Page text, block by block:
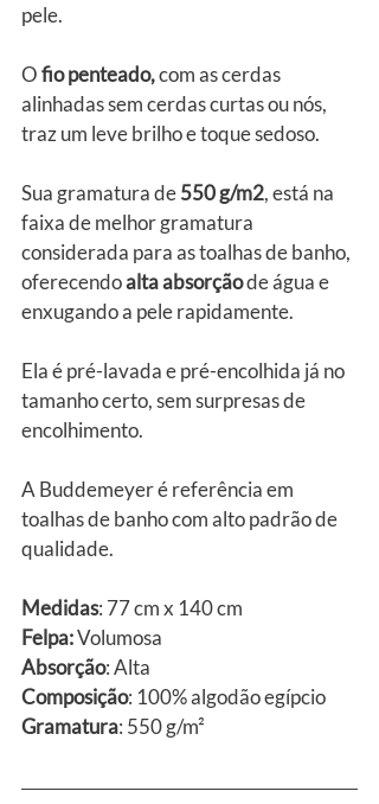
pele.
O fio penteado, com as cerdas
alinhadas sem cerdas curtas ou nós,
traz um leve brilho e toque sedoso.
Sua gramatura de 550 g/m2, está na
faixa de melhor gramatura
considerada para as toalhas de banho,
oferecendo alta absorção de água e
enxugando a pele rapidamente.
Ela é pré-lavada e pré-encolhida já no
tamanho certo, sem surpresas de
encolhimento.
A Buddemeyer é referência em
toalhas de banho com alto padrão de
qualidade.
Medidas: 77 cm x 140 cm
Felpa: Volumosa
Absorção: Alta
Composição: 100% algodão egípcio
Gramatura: 550 g/m²